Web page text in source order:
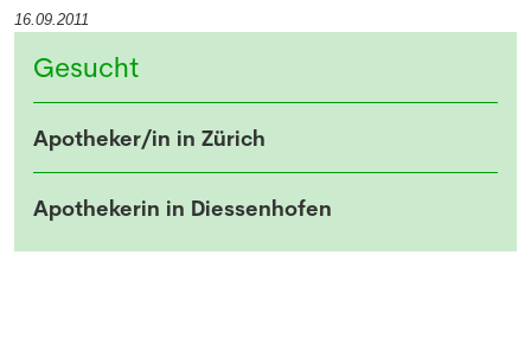
16.09.2011
Gesucht
Apotheker/in in Zürich
Apothekerin in Diessenhofen